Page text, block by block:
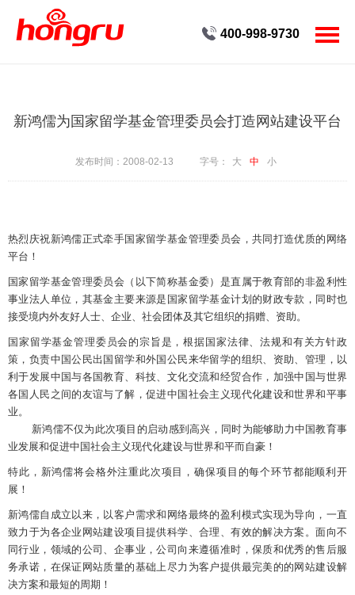
客户案例
新闻
人才
联系
400-998-9730
新鸿儒为国家留学基金管理委员会打造网站建设平台
发布时间：2008-02-13 字号： 大 中 小
热烈庆祝新鸿儒正式牵手国家留学基金管理委员会，共同打造优质的网络
平台！
国家留学基金管理委员会（以下简称基金委）是直属于教育部的非盈利性
事业法人单位，其基金主要来源是国家留学基金计划的财政专款，同时也
接受境内外友好人士、企业、社会团体及其它组织的捐赠、资助。
国家留学基金管理委员会的宗旨是，根据国家法律、法规和有关方针政
策，负责中国公民出国留学和外国公民来华留学的组织、资助、管理，以
利于发展中国与各国教育、科技、文化交流和经贸合作，加强中国与世界
各国人民之间的友谊与了解，促进中国社会主义现代化建设和世界和平事
业。
新鸿儒不仅为此次项目的启动感到高兴，同时为能够助力中国教育事
业发展和促进中国社会主义现代化建设与世界和平而自豪！
特此，新鸿儒将会格外注重此次项目，确保项目的每个环节都能顺利开
展！
新鸿儒自成立以来，以客户需求和网络最终的盈利模式实现为导向，一直
致力于为各企业网站建设项目提供科学、合理、有效的解决方案。面向不
同行业，领域的公司、企事业，公司向来遵循准时，保质和优秀的售后服
务承诺，在保证网站质量的基础上尽力为客户提供最完美的的网站建设解
决方案和最短的周期！